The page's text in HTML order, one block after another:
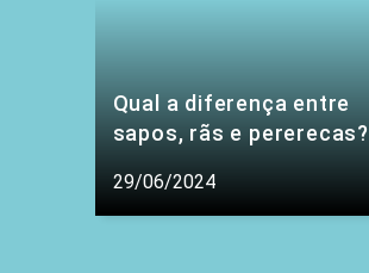
Qual a diferença entre
sapos, rãs e pererecas?
29/06/2024